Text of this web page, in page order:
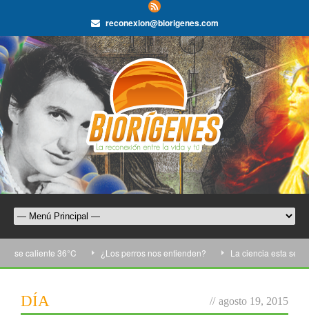
reconexion@biorigenes.com
se caliente 36°C ¿Los perros nos entienden? La ciencia esta
DÍA // agosto 19, 2015